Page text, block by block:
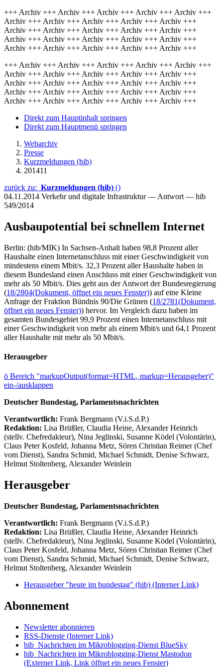
+++ Archiv +++ Archiv +++ Archiv +++ Archiv +++ Archiv +++
Archiv +++ Archiv +++ Archiv +++ Archiv +++ Archiv +++
Archiv +++ Archiv +++ Archiv +++ Archiv +++ Archiv +++
Archiv +++ Archiv +++ Archiv +++ Archiv +++ Archiv +++
Archiv +++ Archiv +++ Archiv +++ Archiv +++ Archiv +++
+++ Archiv +++ Archiv +++ Archiv +++ Archiv +++ Archiv +++
Archiv +++ Archiv +++ Archiv +++ Archiv +++ Archiv +++
Archiv +++ Archiv +++ Archiv +++ Archiv +++ Archiv +++
Archiv +++ Archiv +++ Archiv +++ Archiv +++ Archiv +++
Archiv +++ Archiv +++ Archiv +++ Archiv +++ Archiv +++
Direkt zum Hauptinhalt springen
Direkt zum Hauptmenü springen
Webarchiv
Presse
Kurzmeldungen (hib)
201411
zurück zu: Kurzmeldungen (hib) ()
04.11.2014 Verkehr und digitale Infrastruktur — Antwort — hib
549/2014
Ausbaupotential bei schnellem Internet
Berlin: (hib/MIK) In Sachsen-Anhalt haben 98,8 Prozent aller
Haushalte einen Internetanschluss mit einer Geschwindigkeit von
mindestens einem Mbit/s. 32,3 Prozent aller Haushalte haben in
diesem Bundesland einen Anschluss mit einer Geschwindigkeit von
mehr als 50 Mbit/s. Dies geht aus der Antwort der Bundesregierung
(18/2804(Dokument, öffnet ein neues Fenster)) auf eine Kleine
Anfrage der Fraktion Bündnis 90/Die Grünen (18/2781(Dokument,
öffnet ein neues Fenster)) hervor. Im Vergleich dazu haben im
gesamten Bundesgebiet 99,9 Prozent einen Internetanschluss mit
einer Geschwindigkeit von mehr als einem Mbit/s und 64,1 Prozent
aller Haushalte mit mehr als 50 Mbit/s.
Herausgeber
ö Bereich "markupOutput(format=HTML, markup=Herausgeber)"
ein-/ausklappen
Deutscher Bundestag, Parlamentsnachrichten
Verantwortlich: Frank Bergmann (V.i.S.d.P.)
Redaktion: Lisa Brüßler, Claudia Heine, Alexander Heinrich
(stellv. Chefredakteur), Nina Jeglinski, Susanne Ködel (Volontärin),
Claus Peter Kosfeld, Johanna Metz, Sören Christian Reimer (Chef
vom Dienst), Sandra Schmid, Michael Schmidt, Denise Schwarz,
Helmut Stoltenberg, Alexander Weinlein
Herausgeber
Deutscher Bundestag, Parlamentsnachrichten
Verantwortlich: Frank Bergmann (V.i.S.d.P.)
Redaktion: Lisa Brüßler, Claudia Heine, Alexander Heinrich
(stellv. Chefredakteur), Nina Jeglinski, Susanne Ködel (Volontärin),
Claus Peter Kosfeld, Johanna Metz, Sören Christian Reimer (Chef
vom Dienst), Sandra Schmid, Michael Schmidt, Denise Schwarz,
Helmut Stoltenberg, Alexander Weinlein
Herausgeber "heute im bundestag" (hib) (Interner Link)
Abonnement
Newsletter abonnieren
RSS-Dienste (Interner Link)
hib_Nachrichten im Mikroblogging-Dienst BlueSky
hib_Nachrichten im Mikroblogging-Dienst Mastodon
(Externer Link, Link öffnet ein neues Fenster)